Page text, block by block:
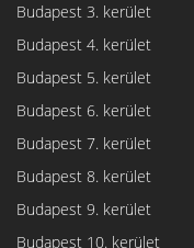
Budapest 3. kerület
Budapest 4. kerület
Budapest 5. kerület
Budapest 6. kerület
Budapest 7. kerület
Budapest 8. kerület
Budapest 9. kerület
Budapest 10. kerület